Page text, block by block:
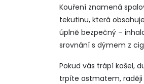
Kouření znamená
tekutinu, která
úplně bezpečný –
srovnání s dýmem z
Pokud vás trápí kašel,
trpíte astmatem, raději